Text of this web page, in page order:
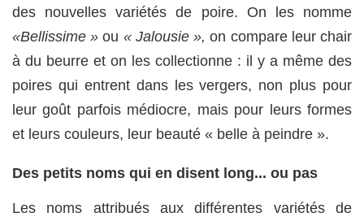
des nouvelles variétés de poire. On les nomme
«Bellissime »ou « Jalousie », on compare leur chair
à du beurre et on les collectionne : il y a même des
poires qui entrent dans les vergers, non plus pour
leur goût parfois médiocre, mais pour leurs formes
et leurs couleurs, leur beauté « belle à peindre ».
Des petits noms qui en disent long... ou pas
Les noms attribués aux différentes variétés de